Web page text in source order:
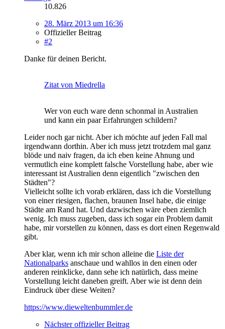
10.826
28. März 2013 um 16:36
Offizieller Beitrag
#2
Danke für deinen Bericht.
Zitat von Miedrella
Wer von euch ware denn schonmal in Australien
und kann ein paar Erfahrungen schildern?
Leider noch gar nicht. Aber ich möchte auf jeden Fall mal
irgendwann dorthin. Aber ich muss jetzt trotzdem mal ganz
blöde und naiv fragen, da ich eben keine Ahnung und
vermutlich eine komplett falsche Vorstellung habe, aber wie
interessant ist Australien denn eigentlich "zwischen den
Städten"?
Vielleicht sollte ich vorab erklären, dass ich die Vorstellung
von einer riesigen, flachen, braunen Insel habe, die einige
Städte am Rand hat. Und dazwischen wäre eben ziemlich
wenig. Ich muss zugeben, dass ich sogar ein Problem damit
habe, mir vorstellen zu können, dass es dort einen Regenwald
gibt.
Aber klar, wenn ich mir schon alleine die Liste der
Nationalparks anschaue und wahllos in den einen oder
anderen reinklicke, dann sehe ich natürlich, dass meine
Vorstellung leicht daneben greift. Aber wie ist denn dein
Eindruck über diese Weiten?
https://www.dieweltenbummler.de
Nächster offizieller Beitrag